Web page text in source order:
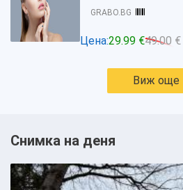
GRABO.BG
Цена:29.99 €49.00 €
Виж още
Снимка на деня